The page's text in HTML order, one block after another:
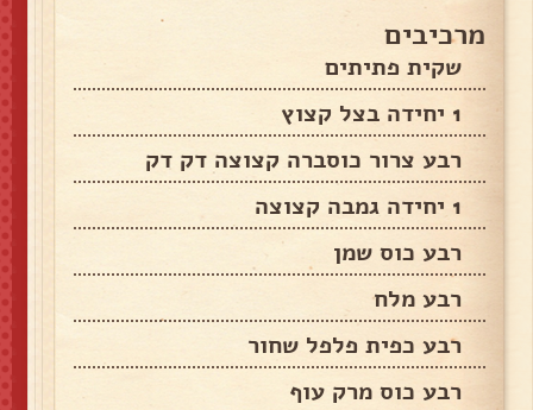
מרכיבים
שקית פתיתים
1 יחידה בצל קצוץ
רבע צרור כוסברה קצוצה דק דק
1 יחידה גמבה קצוצה
רבע כוס שמן
רבע מלח
רבע כפית פלפל שחור
רבע כוס מרק עוף